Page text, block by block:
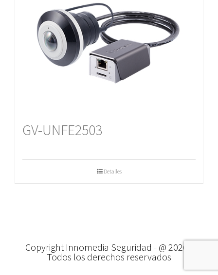
GV-UNFE2503
Detalles
Copyright Innomedia Seguridad - @ 2026 -
Todos los derechos reservados